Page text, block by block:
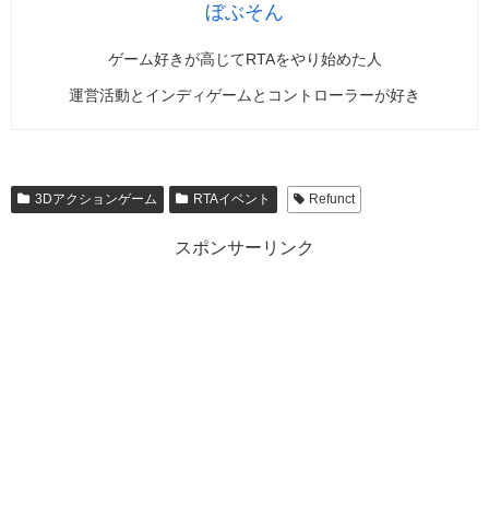
ぼぶそん
ゲーム好きが高じてRTAをやり始めた人
運営活動とインディゲームとコントローラーが好き
3Dアクションゲーム RTAイベント Refunct
スポンサーリンク